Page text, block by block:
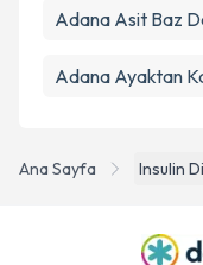
Ana Sayfa Insulin
Adana Asit Baz
Adana Ayaktan